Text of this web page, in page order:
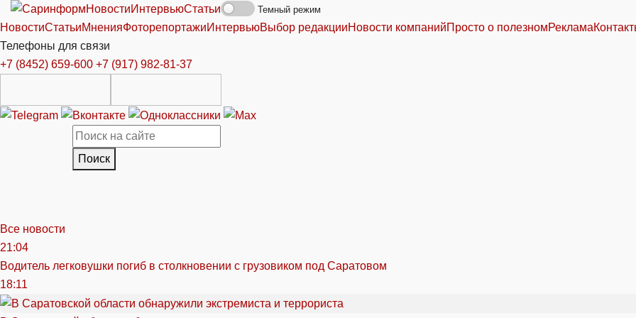
НовостиИнтервьюСтатьи Темный режим
НовостиСтатьиМненияФоторепортажиИнтервьюВыбор редакцииНовости компанийПросто о полезномРеклама
Телефоны для связи
+7 (8452) 659-600 +7 (917) 982-81-37
Поиск
Все новости
21:04
Водитель легковушки погиб в столкновении с грузовиком под Саратовом
18:11